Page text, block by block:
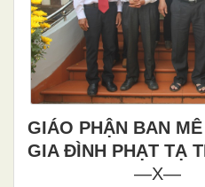
GIÁO PHẬN BAN
GIA ĐÌNH PHẠT TẠ
—X—